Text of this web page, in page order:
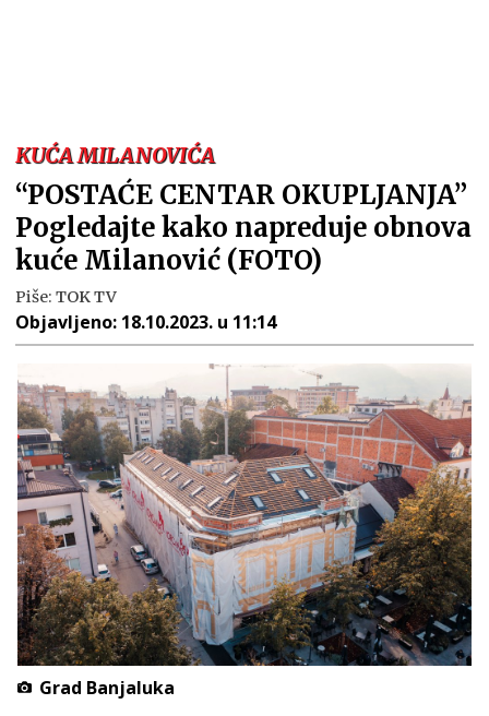
KUĆA MILANOVIĆA
“POSTAĆE CENTAR OKUPLJANJA”
Pogledajte kako napreduje obnova
kuće Milanović (FOTO)
Piše: TOK TV
Objavljeno: 18.10.2023. u 11:14
Grad Banjaluka